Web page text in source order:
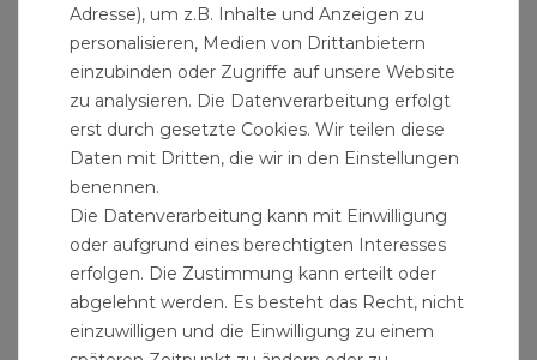
O-Ring: EPDM
Verstärkungsring: Edelstahl, AISI 430, für
Innengewinde 1 1/4" - 4"
Produktdaten:
Nennweite: DN40
Rohraussendurchmesser: 50 mm
Gewindeanschluss: 2" Zoll Aussengewinde
Material: PE Kunststoff
DVGW-Zulassung
Adresse), um z.B. Inhalte und Anzeigen zu
personalisieren, Medien von Drittanbietern
einzubinden oder Zugriffe auf unsere Website
zu analysieren. Die Datenverarbeitung erfolgt
erst durch gesetzte Cookies. Wir teilen diese
Daten mit Dritten, die wir in den Einstellungen
benennen.
Die Datenverarbeitung kann mit Einwilligung
oder aufgrund eines berechtigten Interesses
erfolgen. Die Zustimmung kann erteilt oder
abgelehnt werden. Es besteht das Recht, nicht
einzuwilligen und die Einwilligung zu einem